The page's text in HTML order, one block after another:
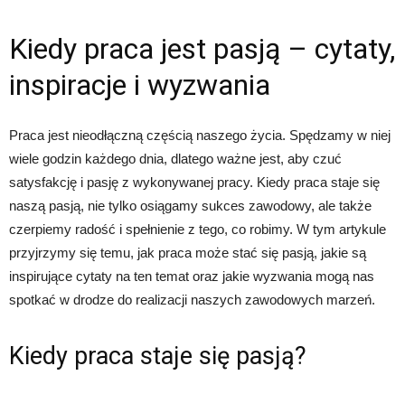
Kiedy praca jest pasją – cytaty,
inspiracje i wyzwania
Praca jest nieodłączną częścią naszego życia. Spędzamy w niej
wiele godzin każdego dnia, dlatego ważne jest, aby czuć
satysfakcję i pasję z wykonywanej pracy. Kiedy praca staje się
naszą pasją, nie tylko osiągamy sukces zawodowy, ale także
czerpiemy radość i spełnienie z tego, co robimy. W tym artykule
przyjrzymy się temu, jak praca może stać się pasją, jakie są
inspirujące cytaty na ten temat oraz jakie wyzwania mogą nas
spotkać w drodze do realizacji naszych zawodowych marzeń.
Kiedy praca staje się pasją?